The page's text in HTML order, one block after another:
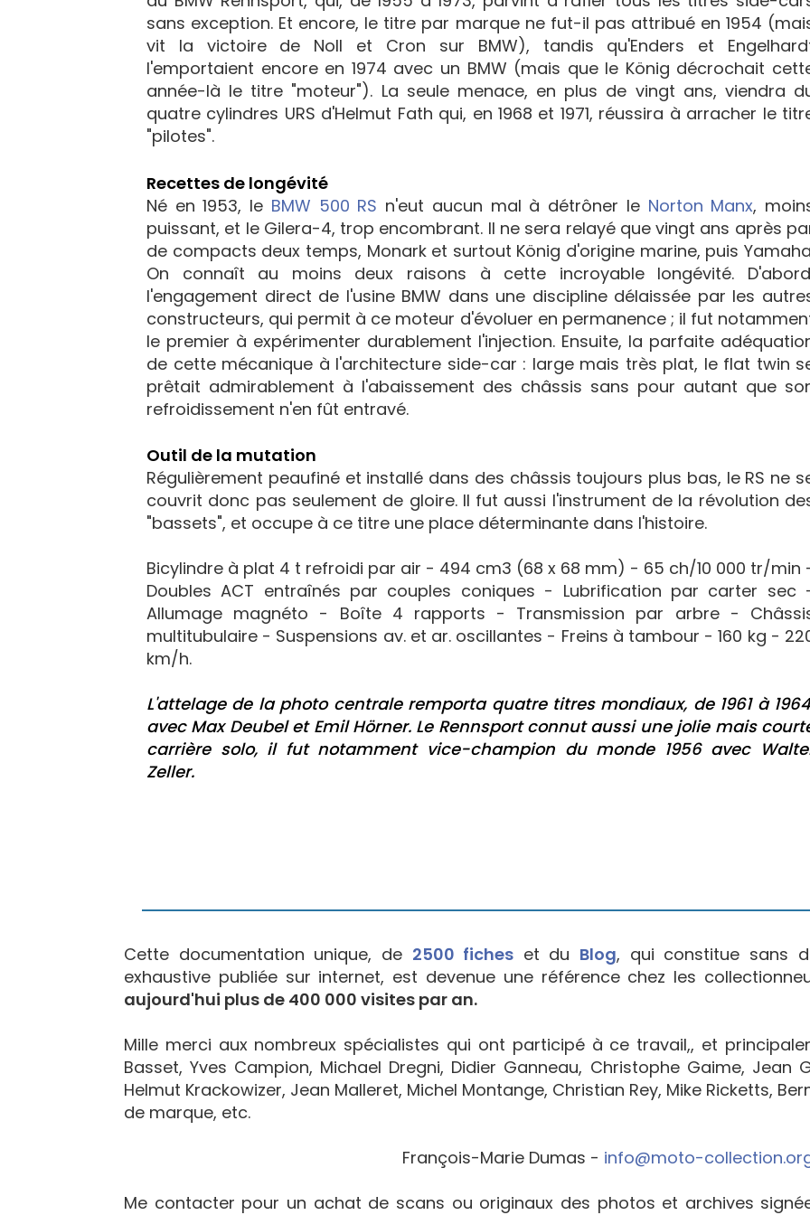
sans exception. Et encore, le titre par marque ne fut-il pas attribué en 1954
vit la victoire de Noll et Cron sur BMW), tandis qu'Enders et
l'emportaient encore en 1974 avec un BMW (mais que le König décrochait
année-là le titre "moteur"). La seule menace, en plus de vingt ans, viendra
quatre cylindres URS d'Helmut Fath qui, en 1968 et 1971, réussira à arracher le
"pilotes".
Recettes de longévité
Né en 1953, le BMW 500 RS n'eut aucun mal à détrôner le Norton Manx,
puissant, et le Gilera-4, trop encombrant. Il ne sera relayé que vingt ans après
de compacts deux temps, Monark et surtout König d'origine marine, puis
On connaît au moins deux raisons à cette incroyable longévité.
l'engagement direct de l'usine BMW dans une discipline délaissée par les
constructeurs, qui permit à ce moteur d'évoluer en permanence ; il fut
le premier à expérimenter durablement l'injection. Ensuite, la parfaite
de cette mécanique à l'architecture side-car : large mais très plat, le flat twin
prêtait admirablement à l'abaissement des châssis sans pour autant que
refroidissement n'en fût entravé.
Outil de la mutation
Régulièrement peaufiné et installé dans des châssis toujours plus bas, le RS ne
couvrit donc pas seulement de gloire. Il fut aussi l'instrument de la révolution
"bassets", et occupe à ce titre une place déterminante dans l'histoire.
Bicylindre à plat 4 t refroidi par air - 494 cm3 (68 x 68 mm) - 65 ch/10 000 tr/min
Doubles ACT entraînés par couples coniques - Lubrification par carter sec
Allumage magnéto - Boîte 4 rapports - Transmission par arbre -
multitubulaire - Suspensions av. et ar. oscillantes - Freins à tambour - 160 kg -
km/h.
L'attelage de la photo centrale remporta quatre titres mondiaux, de 1961 à
avec Max Deubel et Emil Hörner. Le Rennsport connut aussi une jolie mais
carrière solo, il fut notamment vice-champion du monde 1956 avec
Zeller.
Cette documentation unique, de 2500 fiches et du Blog, qui constitue sans
exhaustive publiée sur internet, est devenue une référence chez les
aujourd'hui plus de 400 000 visites par an.
Mille merci aux nombreux spécialistes qui ont participé à ce travail,, et
Basset, Yves Campion, Michael Dregni, Didier Ganneau, Christophe Gaime, Jean
Helmut Krackowizer, Jean Malleret, Michel Montange, Christian Rey, Mike Ricketts,
de marque, etc.
François-Marie Dumas - info@moto-
Me contacter pour un achat de scans ou originaux des photos et archives